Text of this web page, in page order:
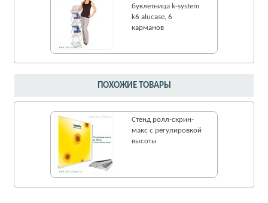
ПОХОЖИЕ ТОВАРЫ
Стенд ролл-cкрин-
макс с регулировкой
высоты
буклетница k-system
k6 alucase, 6
карманов